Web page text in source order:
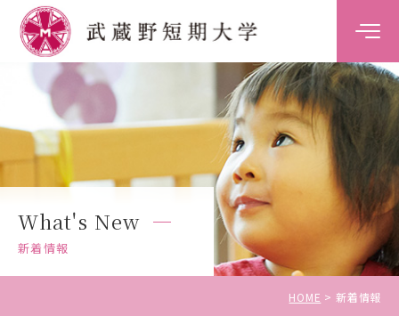
大学案内
学科案内
キャンパスライフ
キャリア・就職支援
What's New
新着情報
HOME 新着情報